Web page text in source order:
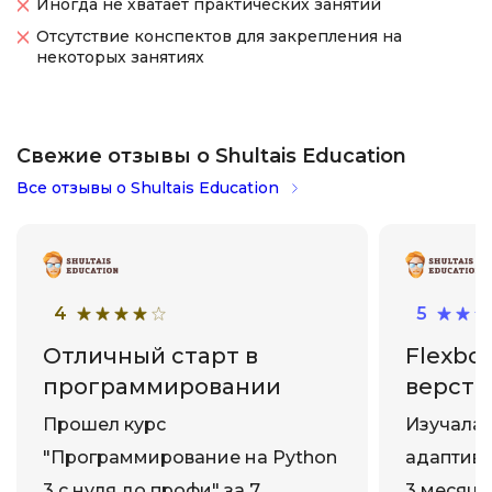
Иногда не хватает практических занятий
Отсутствие конспектов для закрепления на
некоторых занятиях
Свежие отзывы о Shultais Education
Все отзывы о Shultais Education
Отличный старт в
программировании
Прошел курс
"Программирование на Python
4
Изучала
5